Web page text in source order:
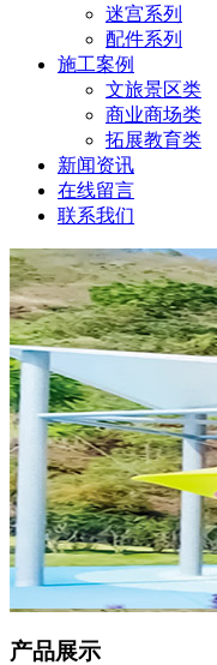
迷宫系列
配件系列
施工案例
文旅景区类
商业商场类
拓展教育类
新闻资讯
在线留言
联系我们
产品展示